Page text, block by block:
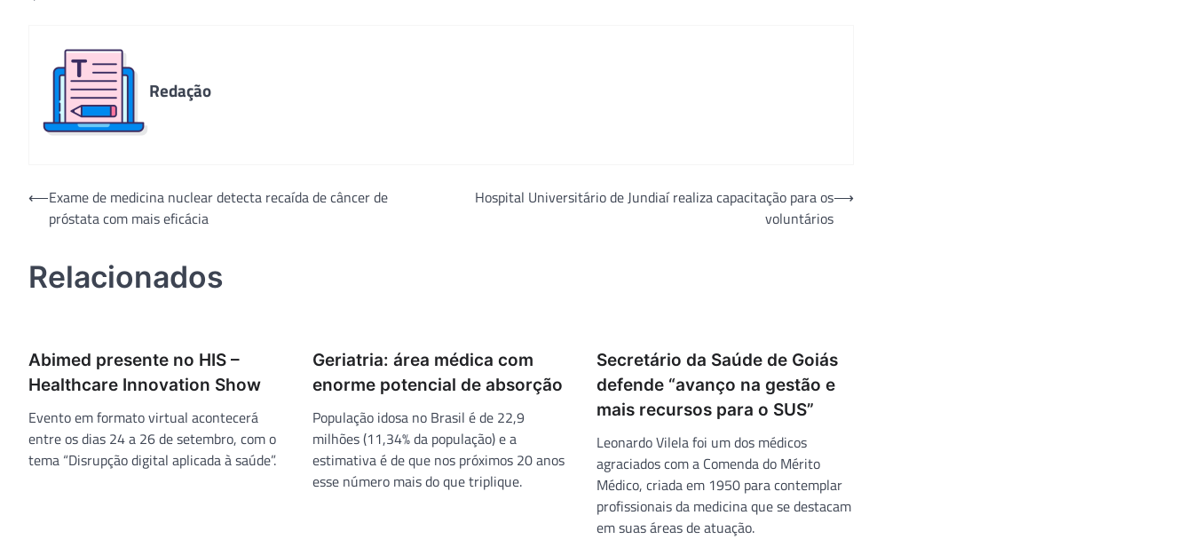
Redação
Navegação
⟵Exame de medicina nuclear detecta recaída de câncer de
próstata com mais eficácia
Hospital Universitário de Jundiaí realiza capacitação para os
voluntários
⟶
Relacionados
Abimed presente no HIS –
Healthcare Innovation Show
Evento em formato virtual acontecerá
entre os dias 24 a 26 de setembro, com o
tema “Disrupção digital aplicada à saúde”.
Geriatria: área médica com
enorme potencial de absorção
População idosa no Brasil é de 22,9
milhões (11,34% da população) e a
estimativa é de que nos próximos 20 anos
esse número mais do que triplique.
Secretário da Saúde de Goiás
defende “avanço na gestão e
mais recursos para o SUS”
Leonardo Vilela foi um dos médicos
agraciados com a Comenda do Mérito
Médico, criada em 1950 para contemplar
profissionais da medicina que se destacam
em suas áreas de atuação.